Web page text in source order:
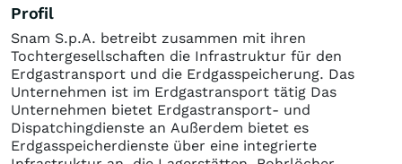
Profil
Snam S.p.A. betreibt zusammen mit ihren
Tochtergesellschaften die Infrastruktur für den
Erdgastransport und die Erdgasspeicherung. Das
Unternehmen ist im Erdgastransport tätig Das
Unternehmen bietet Erdgastransport- und
Dispatchingdienste an Außerdem bietet es
Erdgasspeicherdienste über eine integrierte